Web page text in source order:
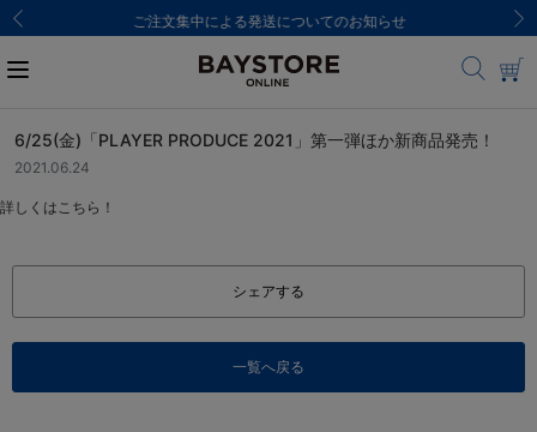
ご注文集中による発送についてのお知らせ
6/25(金)「PLAYER PRODUCE 2021」第一弾ほか新商品発売！
2021.06.24
詳しくはこちら！
シェアする
一覧へ戻る